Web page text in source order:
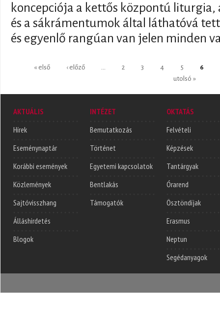
koncepciója a kettős központú liturgia,
és a sákrámentumok által láthatóvá
és egyenlő rangúan van jelen minden
Oldalak« első ‹ előző 2 3 4 5 6
utolsó »
AKTUÁLIS
Hírek
Eseménynaptár
Korábbi események
Közlemények
Sajtóvisszhang
Álláshirdetés
Blogok
INTÉZET
Bemutatkozás
Történet
Egyetemi kapcsolatok
Bentlakás
Támogatók
OKTATÁS
Felvételi
Képzések
Tantárgyak
Órarend
Ösztöndíjak
Erasmus
Neptun
Segédanyagok